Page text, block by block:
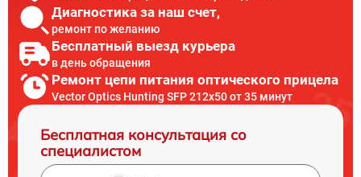
Диагностика за наш счет,
ремонт по желанию
Бесплатный выезд курьера
в день обращения
Ремонт цепи питания оптического прицела
Vector Optics Hunting SFP 212x50 от 35 минут
Бесплатная консультация со
специалистом